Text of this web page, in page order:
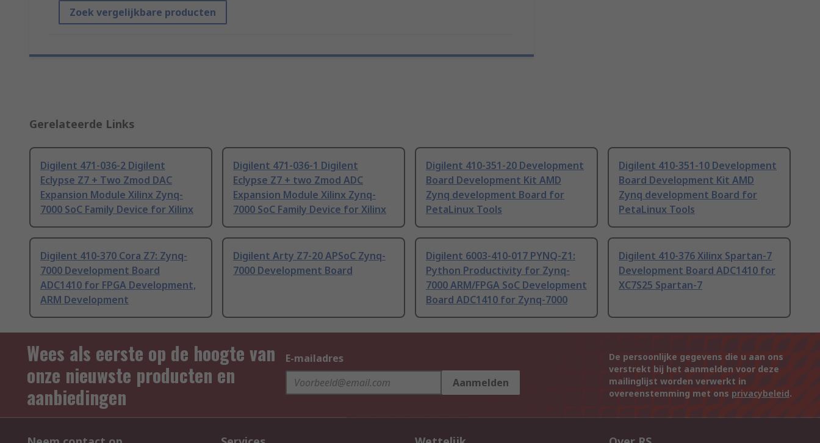
Zoek vergelijkbare producten
Gerelateerde Links
Digilent 471-036-2 Digilent
Eclypse Z7 + Two Zmod DAC
Expansion Module Xilinx Zynq-
7000 SoC Family Device for Xilinx
Digilent 471-036-1 Digilent
Eclypse Z7 + two Zmod ADC
Expansion Module Xilinx Zynq-
7000 SoC Family Device for Xilinx
Digilent 410-351-20 Development
Board Development Kit AMD
Zynq development Board for
PetaLinux Tools
Digilent 410-351-10 Development
Board Development Kit AMD
Zynq development Board for
PetaLinux Tools
Digilent 410-370 Cora Z7: Zynq-
7000 Development Board
ADC1410 for FPGA Development,
ARM Development
Digilent Arty Z7-20 APSoC Zynq-
7000 Development Board
Digilent 6003-410-017 PYNQ-Z1:
Python Productivity for Zynq-
7000 ARM/FPGA SoC Development
Board ADC1410 for Zynq-7000
Digilent 410-376 Xilinx Spartan-7
Development Board ADC1410 for
XC7S25 Spartan-7
Wees als eerste op de hoogte van
onze nieuwste producten en
aanbiedingen
E-mailadres
Aanmelden
De persoonlijke gegevens die u aan ons
verstrekt bij het aanmelden voor deze
mailinglijst worden verwerkt in
overeenstemming met ons privacybeleid.